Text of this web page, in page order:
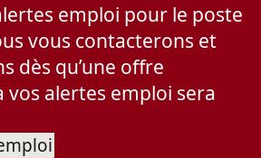
emploi pour le poste
vous contacterons et
dès qu’une offre
alertes emploi sera